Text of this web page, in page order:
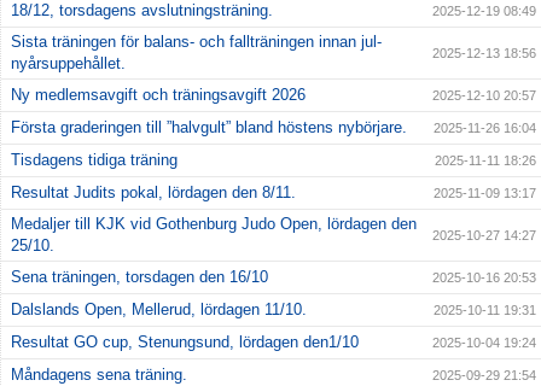
18/12, torsdagens avslutningsträning. 2025-12-19 08:49
Sista träningen för balans- och fallträningen innan jul-
nyårsuppehållet.
2025-12-13 18:56
Ny medlemsavgift och träningsavgift 2026 2025-12-10 20:57
Första graderingen till ”halvgult” bland höstens nybörjare. 2025-11-26 16:04
Tisdagens tidiga träning 2025-11-11 18:26
Resultat Judits pokal, lördagen den 8/11. 2025-11-09 13:17
Medaljer till KJK vid Gothenburg Judo Open, lördagen den
25/10.
2025-10-27 14:27
Sena träningen, torsdagen den 16/10 2025-10-16 20:53
Dalslands Open, Mellerud, lördagen 11/10. 2025-10-11 19:31
Resultat GO cup, Stenungsund, lördagen den1/10 2025-10-04 19:24
Måndagens sena träning. 2025-09-29 21:54